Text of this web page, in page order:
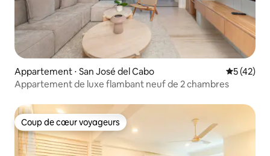
Appartement ⋅ San José del Cabo
5 (42)
Appartement de luxe flambant neuf de 2 chambres
Coup de cœur voyageurs
Coup de cœur voyageurs